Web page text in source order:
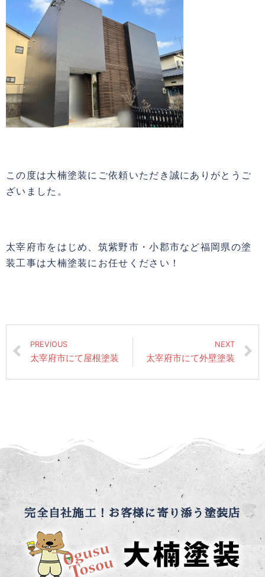
この度は大楠塗装にご依頼いただき誠にありがとうご
ざいました。
太宰府市をはじめ、筑紫野市・小郡市など福岡県の塗
装工事は大楠塗装にお任せください！
PREVIOUS
太宰府市にて屋根塗装
NEXT
太宰府市にて外壁塗装
完全自社施工！お客様に寄り添う塗装店